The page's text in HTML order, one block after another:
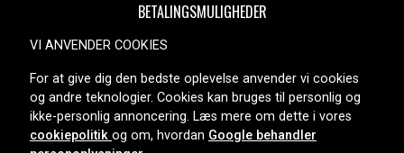
BETALINGSMULIGHEDER
LEVERINGSMULIGHEDER
VI ANVENDER COOKIES
For at give dig den bedste oplevelse anvender vi cookies
og andre teknologier. Cookies kan bruges til personlig og
ikke-personlig annoncering. Læs mere om dette i vores
cookiepolitik og om, hvordan Google behandler